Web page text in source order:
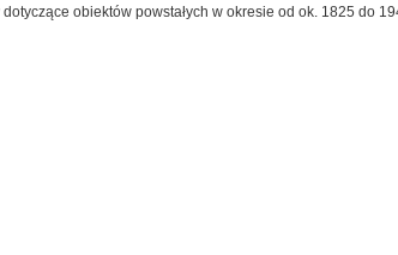
obiektów powstałych w okresie od ok. 1825 do